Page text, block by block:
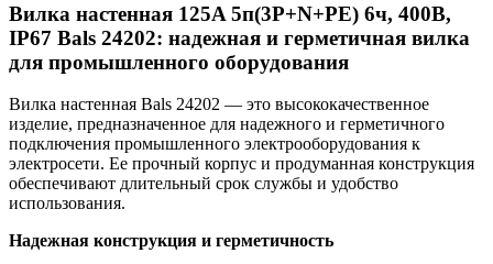
Вилка настенная 125A 5п(3P+N+PE) 6ч, 400В,
IP67 Bals 24202: надежная и герметичная вилка
для промышленного оборудования
Вилка настенная Bals 24202 — это высококачественное
изделие, предназначенное для надежного и герметичного
подключения промышленного электрооборудования к
электросети. Ее прочный корпус и продуманная конструкция
обеспечивают длительный срок службы и удобство
использования.
Надежная конструкция и герметичность